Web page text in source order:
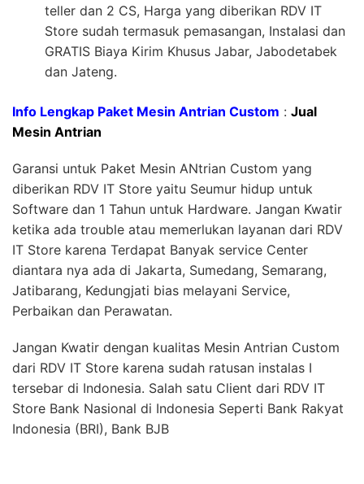
teller dan 2 CS, Harga yang diberikan RDV IT
Store sudah termasuk pemasangan, Instalasi dan
GRATIS Biaya Kirim Khusus Jabar, Jabodetabek
dan Jateng.
Info Lengkap Paket Mesin Antrian Custom : Jual
Mesin Antrian
Garansi untuk Paket Mesin ANtrian Custom yang
diberikan RDV IT Store yaitu Seumur hidup untuk
Software dan 1 Tahun untuk Hardware. Jangan Kwatir
ketika ada trouble atau memerlukan layanan dari RDV
IT Store karena Terdapat Banyak service Center
diantara nya ada di Jakarta, Sumedang, Semarang,
Jatibarang, Kedungjati bias melayani Service,
Perbaikan dan Perawatan.
Jangan Kwatir dengan kualitas Mesin Antrian Custom
dari RDV IT Store karena sudah ratusan instalas I
tersebar di Indonesia. Salah satu Client dari RDV IT
Store Bank Nasional di Indonesia Seperti Bank Rakyat
Indonesia (BRI), Bank BJB